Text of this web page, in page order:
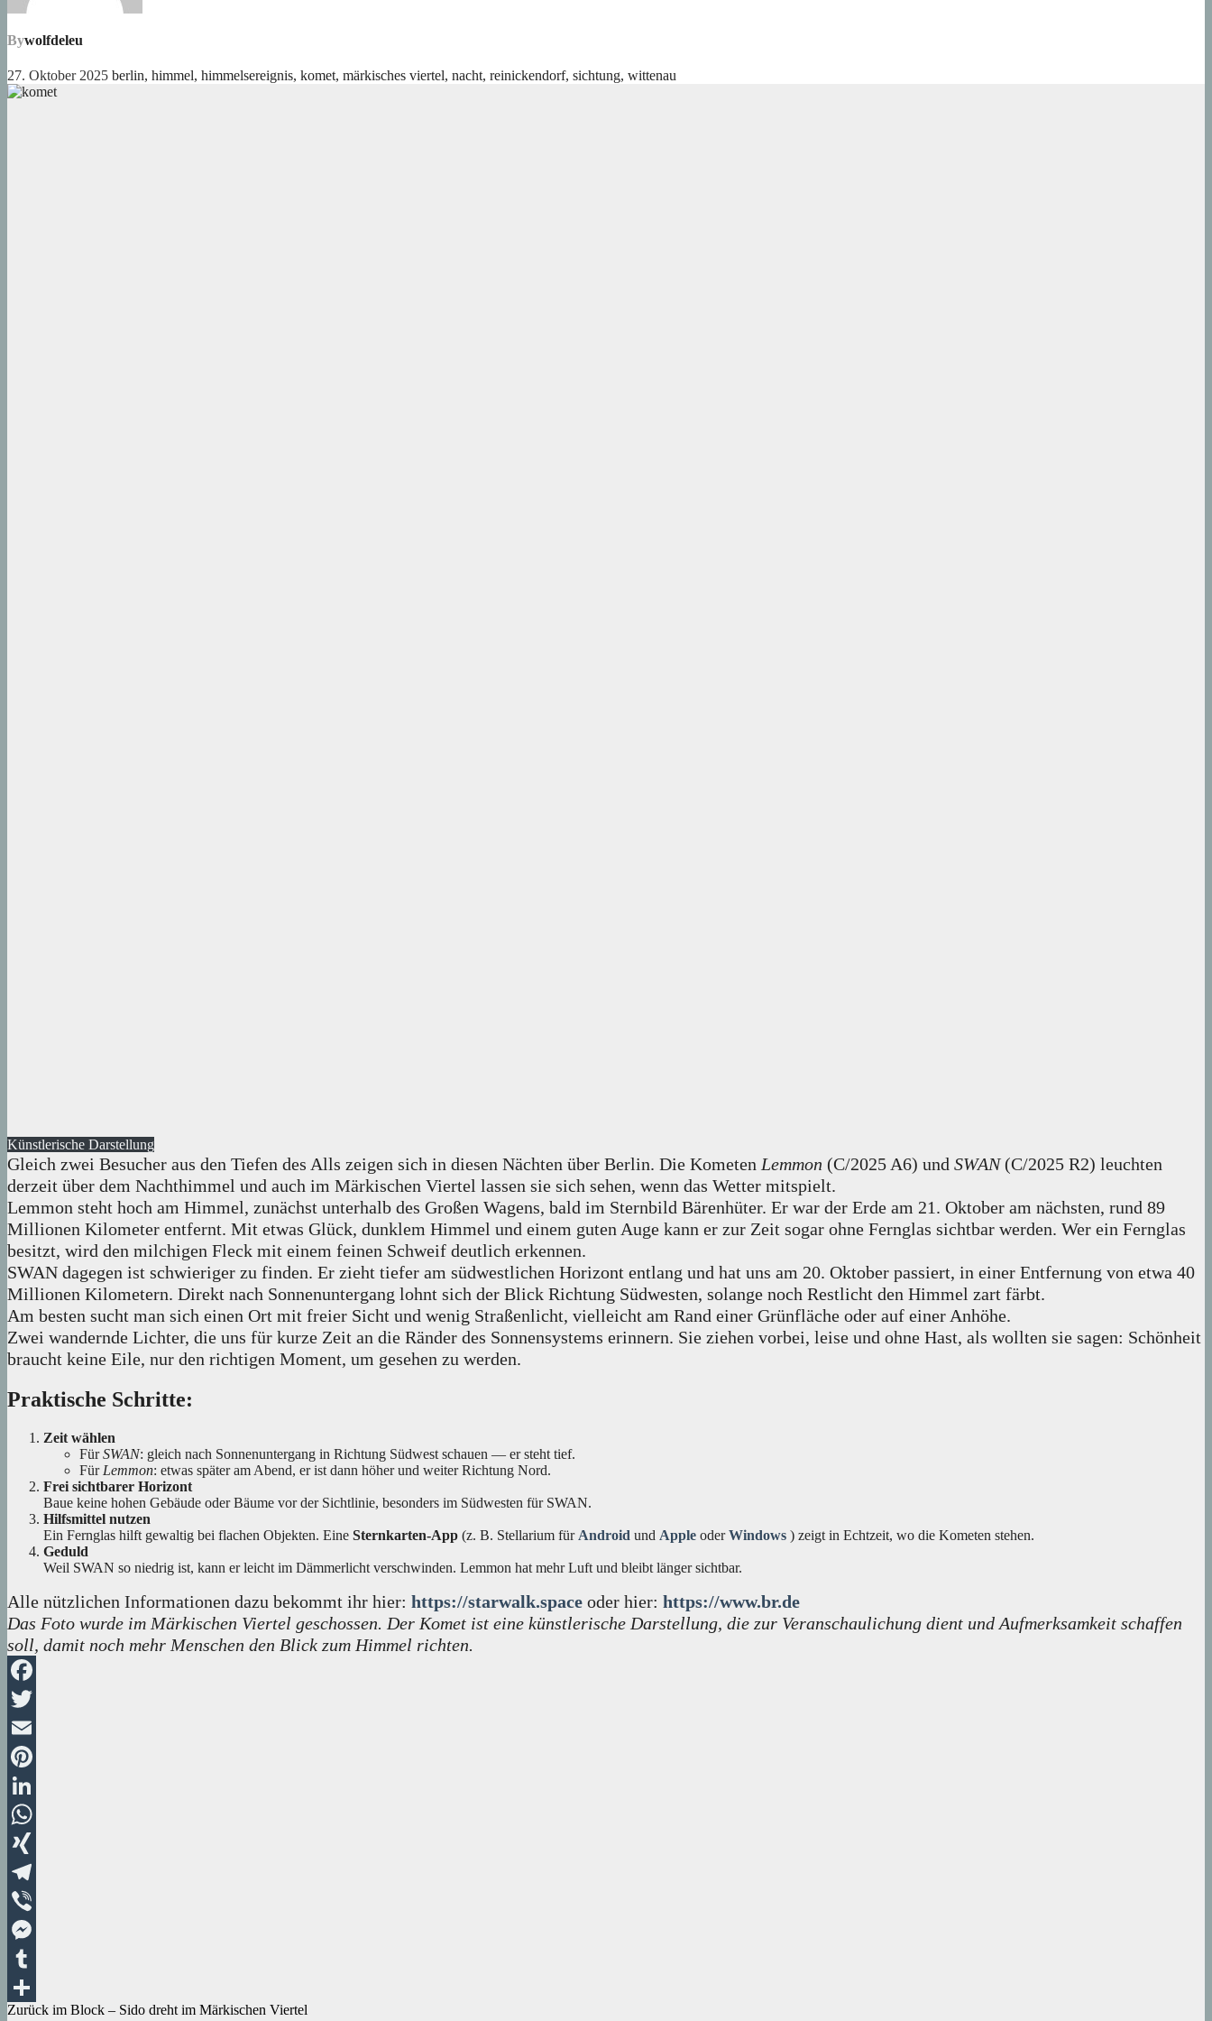
Bywolfdeleu
27. Oktober 2025 berlin, himmel, himmelsereignis, komet, märkisches viertel, nacht, reinickendorf, sichtung, wittenau
Künstlerische Darstellung
Gleich zwei Besucher aus den Tiefen des Alls zeigen sich in diesen Nächten über Berlin. Die Kometen Lemmon (C/2025 A6) und SWAN(C/2025 R2) leuchten
derzeit über dem Nachthimmel und auch im Märkischen Viertel lassen sie sich sehen, wenn das Wetter mitspielt.
Lemmon steht hoch am Himmel, zunächst unterhalb des Großen Wagens, bald im Sternbild Bärenhüter. Er war der Erde am 21. Oktober am nächsten, rund 89
Millionen Kilometer entfernt. Mit etwas Glück, dunklem Himmel und einem guten Auge kann er zur Zeit sogar ohne Fernglas sichtbar werden. Wer ein Fernglas
besitzt, wird den milchigen Fleck mit einem feinen Schweif deutlich erkennen.
SWAN dagegen ist schwieriger zu finden. Er zieht tiefer am südwestlichen Horizont entlang und hat uns am 20. Oktober passiert, in einer Entfernung von etwa 40
Millionen Kilometern. Direkt nach Sonnenuntergang lohnt sich der Blick Richtung Südwesten, solange noch Restlicht den Himmel zart färbt.
Am besten sucht man sich einen Ort mit freier Sicht und wenig Straßenlicht, vielleicht am Rand einer Grünfläche oder auf einer Anhöhe.
Zwei wandernde Lichter, die uns für kurze Zeit an die Ränder des Sonnensystems erinnern. Sie ziehen vorbei, leise und ohne Hast, als wollten sie sagen: Schönheit
braucht keine Eile, nur den richtigen Moment, um gesehen zu werden.
Praktische Schritte:
Zeit wählen
FürSWAN: gleich nach Sonnenuntergang in Richtung Südwest schauen — er steht tief.
Für Lemmon: etwas später am Abend, er ist dann höher und weiter Richtung Nord.
Frei sichtbarer Horizont
Baue keine hohen Gebäude oder Bäume vor der Sichtlinie, besonders im Südwesten für SWAN.
Hilfsmittel nutzen
Ein Fernglas hilft gewaltig bei flachen Objekten. Eine Sternkarten-App (z. B. Stellarium für Android und Apple oderWindows ) zeigt in Echtzeit, wo die Kometen stehen.
Geduld
Weil SWAN so niedrig ist, kann er leicht im Dämmerlicht verschwinden. Lemmon hat mehr Luft und bleibt länger sichtbar.
Alle nützlichen Informationen dazu bekommt ihr hier: https://starwalk.space oder hier: https://www.br.de
Das Foto wurde im Märkischen Viertel geschossen. Der Komet ist eine künstlerische Darstellung, die zur Veranschaulichung dient und Aufmerksamkeit schaffen
soll, damit noch mehr Menschen den Blick zum Himmel richten.
Facebook
Twitter
Email
Pinterest
LinkedIn
WhatsApp
XING
Telegram
Viber
Messenger
Tumblr
Teilen
Beitragsnavigation
Zurück im Block – Sido dreht im Märkischen Viertel